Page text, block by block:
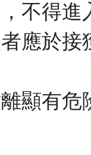
不得進
應於接
顯有危